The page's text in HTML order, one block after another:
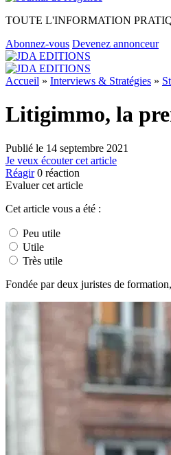
TOUTE L'INFORMATION
Abonnez-vous Devenez annonceur
Accueil » Interviews & Stratégies »
Litigimmo, la
Publié le 14 septembre 2021
Je veux écouter cet article
Réagir 0 réaction
Evaluer cet article
Cet article vous a été :
Peu utile
Utile
Très utile
Fondée par deux juristes de